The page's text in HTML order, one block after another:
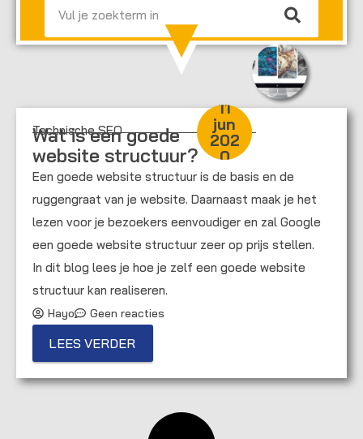
Technische SEO
11
jun
202
0
Wat is een goede
website structuur?
Een goede website structuur is de basis en de
ruggengraat van je website. Daarnaast maak je het
lezen voor je bezoekers eenvoudiger en zal Google
een goede website structuur zeer op prijs stellen.
In dit blog lees je hoe je zelf een goede website
structuur kan realiseren.
Hayo Geen reacties
LEES VERDER